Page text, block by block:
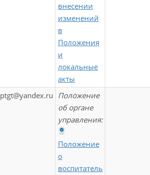
внесении
изменений
в
Положения
и
локальные
акты
Положение
об органе
управления:
Положение
о
воспитатель